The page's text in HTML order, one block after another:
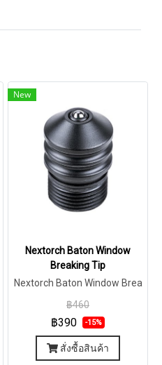
New
Nextorch Baton Window
Breaking Tip
Nextorch Baton Window Brea
฿460
฿390 -15%
สั่งซื้อสินค้า